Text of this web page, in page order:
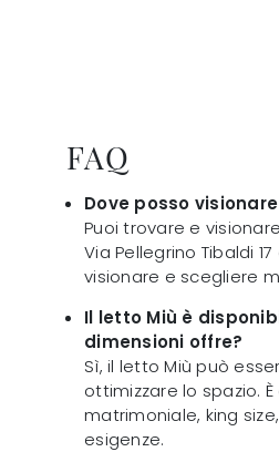
FAQ
Dove posso
Puoi trovare e
Via Pellegrino Tibaldi
visionare e scegliere
Il letto Miù è
dimensioni offre?
Sì, il letto Miù può
ottimizzare lo spazio.
matrimoniale, king
esigenze.